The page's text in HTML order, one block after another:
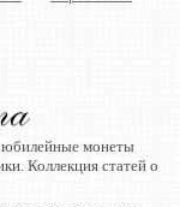
юбилейные монеты
Коллекция статей о